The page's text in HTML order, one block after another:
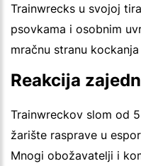
Trainwrecks u svojoj
psovkama i osobnim
mračnu stranu
Reakcija
Trainwreckov slom od
žarište rasprave u
Mnogi obožavatelji i